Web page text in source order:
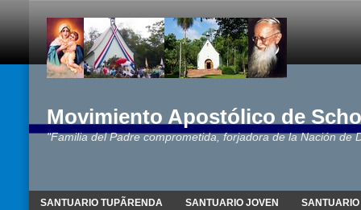
Movimiento Apostólico de
"Familia del Padre comprometida, forjadora de la Nación de
SANTUARIO TUPÃRENDA SANTUARIO JOVEN